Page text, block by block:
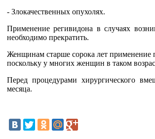
- Злокачественных опухолях.
Применение регивидона в случаях
необходимо прекратить.
Женщинам старше сорока лет применение
поскольку у многих женщин в таком
Перед процедурами хирургического
месяца.